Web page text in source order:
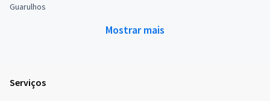
Guarulhos
Mostrar mais
Serviços